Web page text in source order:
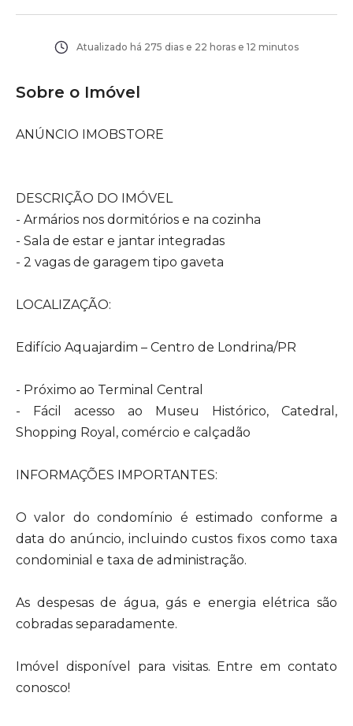
Atualizado há 275 dias e 22 horas e 12 minutos
Sobre o Imóvel
ANÚNCIO IMOBSTORE
DESCRIÇÃO DO IMÓVEL
- Armários nos dormitórios e na cozinha
- Sala de estar e jantar integradas
- 2 vagas de garagem tipo gaveta
LOCALIZAÇÃO:
Edifício Aquajardim – Centro de Londrina/PR
- Próximo ao Terminal Central
- Fácil acesso ao Museu Histórico, Catedral,
Shopping Royal, comércio e calçadão
INFORMAÇÕES IMPORTANTES:
O valor do condomínio é estimado conforme a
data do anúncio, incluindo custos fixos como taxa
condominial e taxa de administração.
As despesas de água, gás e energia elétrica são
cobradas separadamente.
Imóvel disponível para visitas. Entre em contato
conosco!